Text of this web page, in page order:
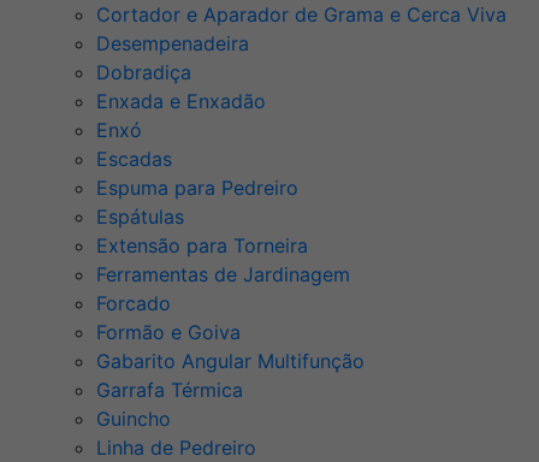
Cortador e Aparador de Grama e Cerca Viva
Desempenadeira
Dobradiça
Enxada e Enxadão
Enxó
Escadas
Espuma para Pedreiro
Espátulas
Extensão para Torneira
Ferramentas de Jardinagem
Forcado
Formão e Goiva
Gabarito Angular Multifunção
Garrafa Térmica
Guincho
Linha de Pedreiro